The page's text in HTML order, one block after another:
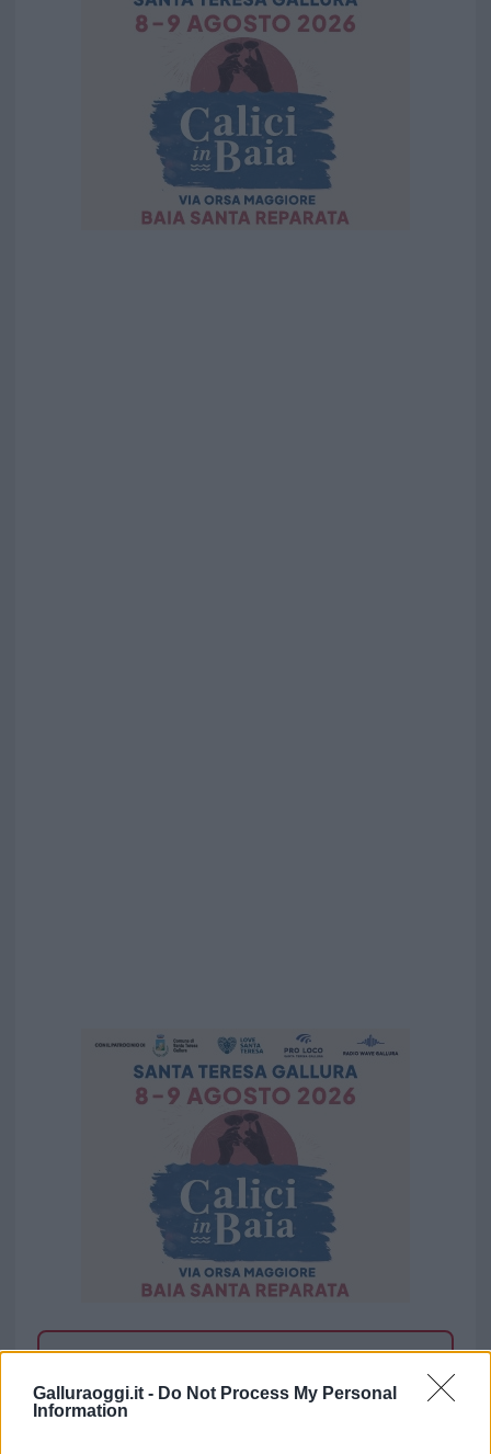
Galluraoggi.it - Do Not Process My Personal
Information
Vuoi rimuovere le pubblicità nazionali?
Puoi abbonarti a